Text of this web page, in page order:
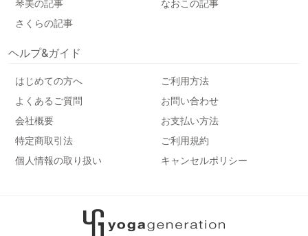
琴美の記事
なおこの記事
さくらの記事
ヘルプ&ガイド
はじめての方へ
ご利用方法
よくあるご質問
お問い合わせ
会社概要
お支払い方法
特定商取引法
ご利用規約
個人情報の取り扱い
キャンセルポリシー